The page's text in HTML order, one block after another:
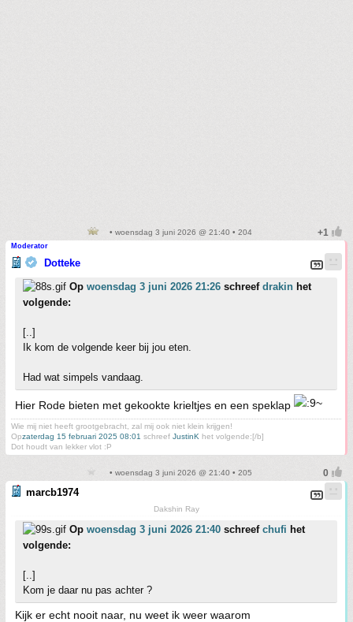
• woensdag 3 juni 2026 @ 21:40 • 204
Moderator
Dotteke
Op woensdag 3 juni 2026 21:26 schreef drakin het
volgende:
[..]
Ik kom de volgende keer bij jou eten.
Had wat simpels vandaag.
Hier Rode bieten met gekookte krieltjes en een speklap
Wie mij niet heeft grootgebracht, zal mij ook niet klein krijgen!
Opzaterdag 15 februari 2025 08:01 schreef JustinK het volgende:[/b]
Dot houdt van lekker vlot :P
• woensdag 3 juni 2026 @ 21:40 • 205
marcb1974
Dakshin Ray
Op woensdag 3 juni 2026 21:40 schreef chufi het
volgende:
[..]
Kom je daar nu pas achter ?
Kijk er echt nooit naar, nu weet ik weer waarom